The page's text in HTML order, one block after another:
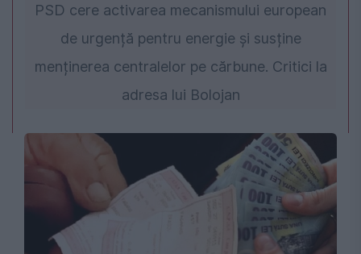
PSD cere activarea mecanismului european
de urgență pentru energie și susține
menținerea centralelor pe cărbune. Critici la
adresa lui Bolojan